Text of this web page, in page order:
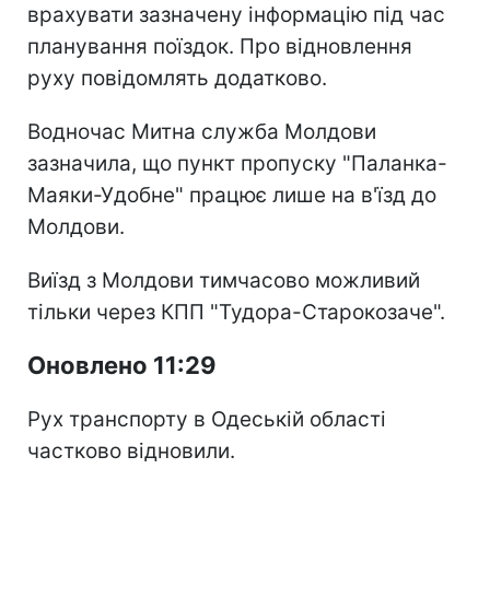
врахувати зазначену інформацію під час
планування поїздок. Про відновлення
руху повідомлять додатково.
Водночас Митна служба Молдови
зазначила, що пункт пропуску "Паланка-
Маяки-Удобне" працює лише на в'їзд до
Молдови.
Виїзд з Молдови тимчасово можливий
тільки через КПП "Тудора-Старокозаче".
Оновлено 11:29
Рух транспорту в Одеській області
частково відновили.